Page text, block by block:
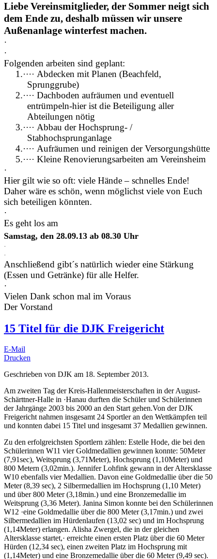
Liebe Vereinsmitglieder, der Sommer neigt sich
dem Ende zu, deshalb müssen wir unsere
Außenanlage winterfest machen.
·
·
Folgenden arbeiten sind geplant:
1.···· Abdecken mit Planen (Beachfeld,
Sprunggrube)
2.···· Dachboden aufräumen und eventuell
entrümpeln-hier ist die Beteiligung aller
Abteilungen nötig
3.···· Abbau der Hochsprung- /
Stabhochsprunganlage
4.···· Aufräumen und reinigen der Versorgungshütte
5.···· Kleine Renovierungsarbeiten am Vereinsheim
·
Hier gilt wie so oft: viele Hände – schnelles Ende!
Daher wäre es schön, wenn möglichst viele von Euch
sich beteiligen könnten.
·
Es geht los am
Samstag, den 28.09.13 ab 08.30 Uhr
·
·
Anschließend gibt´s natürlich wieder eine Stärkung
(Essen und Getränke) für alle Helfer.
·
Vielen Dank schon mal im Voraus
Der Vorstand
15 Titel für die DJK Freigericht
E-Mail
Drucken
Geschrieben von DJK am 18. September 2013.
Am zweiten Tag der Kreis-Hallenmeisterschaften in der August-
Schärttner-Halle in ·Hanau durften die Schüler und Schülerinnen
der Jahrgänge 2003 bis 2000 an den Start gehen.Von der DJK
Freigericht nahmen insgesamt 24 Sportler an den Wettkämpfen teil
und konnten dabei 15 Titel und insgesamt 37 Medallien gewinnen.
Zu den erfolgreichsten Sportlern zählen: Estelle Hode, die bei den
Schülerinnen W11 vier Goldmedallien gewinnen konnte: 50Meter
(7,91sec), Weitsprung (3,71Meter), Hochsprung (1,10Meter) und
800 Metern (3,02min.). Jennifer Lohfink gewann in der Altersklasse
W10 ebenfalls vier Medallien. Davon eine Goldmedallie über die 50
Meter (8,39 sec), 2 Silbermedallien im Hochsprung (1,10 Meter)
und über 800 Meter (3,18min.) und eine Bronzemedallie im
Weitsprung (3,36 Meter). Janina Simon konnte bei den Schülerinnen
W12 ·eine Goldmedallie über die 800 Meter (3,17min.) und zwei
Silbermedallien im Hürdenlaufen (13,02 sec) und im Hochsprung
(1,14Meter) erlangen. Alisha Zwergel, die in der gleichen
Altersklasse startet,· erreichte einen ersten Platz über die 60 Meter
Hürden (12,34 sec), einen zweiten Platz im Hochsprung mit
(1,14Meter) und eine Bronzemedallie über die 60 Meter (9,49 sec).